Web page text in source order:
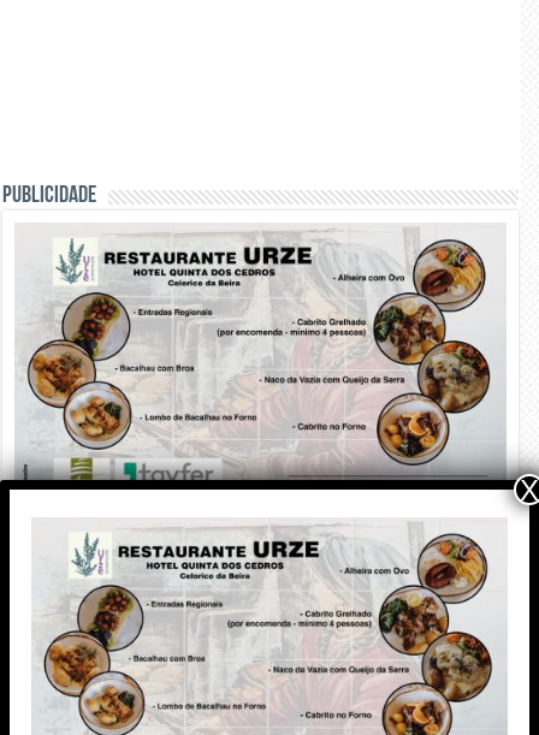
PUBLICIDADE
PUBLICIDADE
X